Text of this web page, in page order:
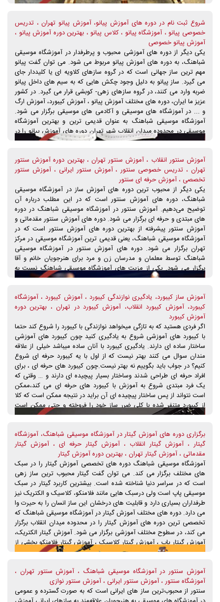
شروع ثبت نام در دوره های آموزش پیانو، آموزش پیانو تهران ، تدریس
خصوصی پیانو ، آموزشگاه پیانو ، کلاس پیانو ، بهترین دوره آموزش پیانو ،
آموزش پیانو خصوصی
یکی دیگر از دوره های آموزشی محبوب و پرطرفدار در آموزشگاه موسیقی
شباهنگ، به دوره های آموزش پیانو مربوط می شود. می توان گفت پیانو
مهم ترین ساز جهانی است که در گروه سازهای کلاویه ای یا کلیددار جای
می گیرد. ساز پیانو به دلیل وجود چکش هایی که به سیم های داخل پیانو
ضربه وارد می کنند، در گروه سازهای زهی- کوبشی قرار می گیرد. در کشور
عزیز ما ایران، دوره های مختلف آموزش پیانو ، آموزش کیبورد، آموزش ارگ
و ... در آموزشگاه های موسیقی و آکادمی های موسیقی برگزار می شود.
آموزشگاه موسیقی شباهنگ به عنوان قدیمی ترین و بهترین آموزشگاه
موسیقی در محدوده میدان انقلاب شهر تهران دوره های آموزش پیانو را در
دو سطح آموزش پیانو مقدماتی و آموزش پیانو پیشرفته برگزار می شود.
آموزش پیانو، این دوره ها را با حضور اساتید خانم و آقا برگزار میکند تا
هنرجویان با اختیار خویش حضور در کلاس هر یک از اساتید آموزش پیانو
را انتخاب نمایند. می توان گفت دوره های اموزش پیانو در آموزشگاه
موسیقی شباهنگ از بهترین دوره های اموزش پیانو در شهر تهران است.
برای دریافت مشاوره رایگان در خصوص دوره های آموزش پیانو در
آموزشگاه موسیقی شباهنگ، همین حالا با کارشناسان موسیقی ما تماس
حاصل فرمایید.
آموزش سنتور انقلاب ، آموزش سنتور تهران ، بهترین دوره آموزش سنتور
تهران ، تدریس خصوصی سنتور ، آموزش سنتور ایرانی ، آموزش سنتور
تخصصی ، آموزش حرفه ای سنتور
یکی دیگر از محبوب ترین دوره های آموزش ساز در آموزشگاه موسیقی
شباهنگ، دوره های آموزش سنتور است که در این مطلب درباره آن
توضیح می‌دهیم. آموزش سنتور در آموزشگاه موسیقی شباهنگ در دوره
های مبتدی و حرفه ای برگزار می شود. دوره های آموزش سنتور مقدماتی و
آموزش سنتور پیشرفته از بهترین دوره های آموزش سنتور است که در
آموزشگاه موسیقی شباهنگ، یعنی قدیمی ترین آموزشگاه موسیقی در مرکز
تهران برگزار می شود. دوره های آموزش سنتور در آموزشگاه موسیقی
شباهنگ توسط معلمان و مدرسان زن و مرد برای هنرجویان خانم و آقا
برگزار می شود. یکی از مزیت های آموزشگاه موسیقی شباهنگ نسبت به
سایر آموزشگاه های موسیقی، امکان استفاده و بهره گیری از نظر کارشناسان
تماس تلفنی با آموزشگاه موسیقی شباهنگ و ارتباط با واحد مشاوره و ثبت
نام از مشاوره رایگان کارشناسان موسیقی در خصوص دوره مورد نظر خود
اطلاعات لازم را کسب نمایید.
آموزش ساز کیبورد، یادگیری نوازندگی کیبورد ، آموزش کیبورد ، آموزشگاه
کیبورد، آموزش کیبورد انقلاب، آموزش کیبورد در تهران ، بهترین دوره
آموزش کیبورد
اگر فردی هستید که به تازگی میخواهد نوازندگی با کیبورد را شروع کند حتما
با کیبورد های آموزشی شروع به یادگیری کنید چون کیبورد های آموزشی
ساختار ساده ای دارند. یادگیری کیبورد با آنان ساده میباشد خیلی از علاقه
مندان سوال می کنند بهتر نیست که از اول با یه کیبورد حرفه ای شروع
کنیم؟ در جواب باید بگوییم نه بهتر نیست.چون کیبورد های حرفه ای ، برای
افراد حرفه ای طراحی شدند وساختار بسیار پیچیده ای دارند و … وقتی که
یک فرد مبتدی شروع به آموزش با کیبورد های حرفه ای می کند،ممکن
است نتواند از پس ساختار پیچیده ای آن براید در نتیجه ممکن است که کلا
از کیبورد متنفر شده با کلی ضرر ساز خود را فروخته و حتی ممکن است
دیگر دنبال یاد گیری کیبورد نرود ولی شما با یک کیبورد آموزشی شروع به
آسان بوده و در طول زمان ذهن شما آماده کار کردن با کیبورد های حرفه ای
میشود و دیگر مشکلی با کیبورد های حرفه ای نخواهید داشت . ولی اگر
شخصی نیمه حرفه ای ویا این که حرفه ای هستید که کیبوردی قدیمی دارد
ویا اینکه کیبورد ندارد و میخواهید که کیبوردی جدید خریداری نماید،مشکیل
برای خرید کیبورد ندارید به توجه به نیاز ها و توقعات شما از دستگاه مورد
نظر می توانید کیبورد مورد نظر خودتون رو تهیه کنید.
برگزاری دوره های آموزش گیتار در آموزشگاه موسیقی شباهنگ، آموزشگاه
گیتار ، آموزش گیتار انقلاب ، آموزش گیتار حرفه ای ، آموزش گیتار
مقدماتی ، آموزش گیتار تهران ، بهترین دوره آموزش گیتار
آموزشگاه موسیقی شباهنگ دوره های تخصصی آموزش گیتار را در سبک
های مختلف برگزار می کند. می توان گفت گیتار محبوب ترین ساز زهی
است که در سراسر دنیا شناخته شده است. بیشترین کاربرد گیتار در سبک
موسیقی پاپ است ولی درسبک هایی مانند فلامنکو، کلاسیک و الکتریک نیز
طرفداران بسیاری دارد و قابلیت های درخشان این ساز انسان را به حیرت وا
می دارد. دوره های مختلف آموزش گیتار در آموزشگاه موسیقی شباهنگ که
تخصصی ترین دوره های آموزش گیتار را در محدوده میدان انقلاب برگزار
می کند، در سطوح مختلف آموزشی برگزار می شود. آموزش گیتار الکتریک،
آموزش گیتار پاپ ، آموزش گیتار کلاسیک ، آموزش گیتار فلامنکو بخشی از
دوره های آموزش گیتار آموزشگاه موسیقی شباهنگ هستند که از مبتدی تا
شما می توانید با شرکت در دوره های آموزش گیتار آموزشگتاه موسیقی
شباهنگ و گذراندن دوره های مقدماتی و پیشرفته، در دوره های گروه
نوازی موسیقی جهانی در آموزشگاه موسیقی شباهنگ شرکت کنید و مهارت
آموزش سنتور در آموزشگاه موسیقی شباهنگ ، آموزش سنتور تهران ،
آموزشگاه سنتور ، آموزش سنتور ایرانی ، آموزش سنتور نوازی
سنتور از محبوب‌ترین ساز های ایرانی است که به صورت گسترده و عمومی